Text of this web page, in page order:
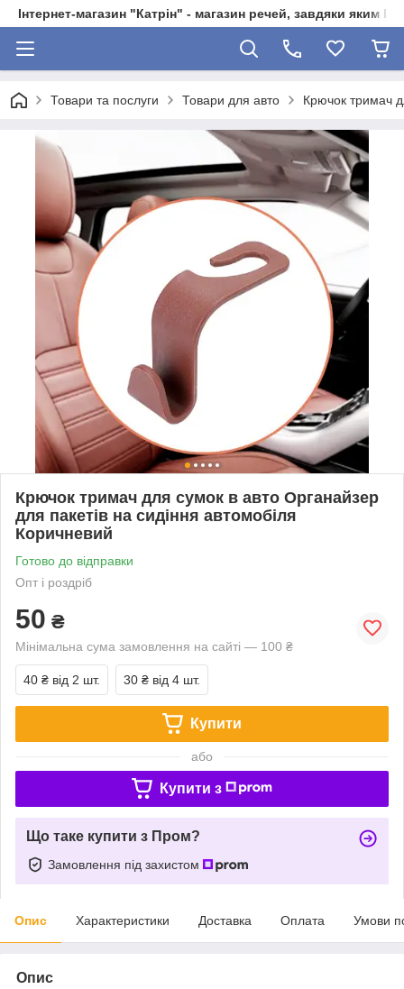
Інтернет-магазин "Катрін" - магазин речей, завдяки яким
Товари та послуги Товари для авто Крючок тримач
Крючок тримач для сумок в авто Органайзер
для пакетів на сидіння автомобіля
Коричневий
Готово до відправки
Опт і роздріб
50 ₴
Мінімальна сума замовлення на сайті — 100 ₴
40 ₴ від 2 шт. 30 ₴ від 4 шт.
Купити
або
Купити з
Що таке купити з Пром?
Замовлення під захистом
Опис Характеристики Доставка Оплата Умови
Опис